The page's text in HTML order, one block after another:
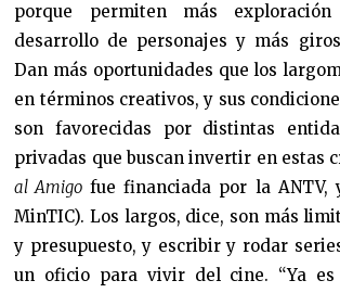
porque permiten más
desarrollo de personajes y más
Dan más oportunidades que los
en términos creativos, y sus
son favorecidas por distintas
privadas que buscan invertir en estas
al Amigo fue financiada por la ANTV,
MinTIC). Los largos, dice, son más
y presupuesto, y escribir y rodar
un oficio para vivir del cine. “Ya